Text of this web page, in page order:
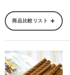
商品比較リスト